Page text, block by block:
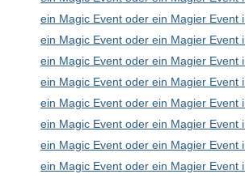
ein Magic Event oder ein Magier Event
ein Magic Event oder ein Magier Event
ein Magic Event oder ein Magier Event
ein Magic Event oder ein Magier Event
ein Magic Event oder ein Magier Event
ein Magic Event oder ein Magier Event
ein Magic Event oder ein Magier Event
ein Magic Event oder ein Magier Event